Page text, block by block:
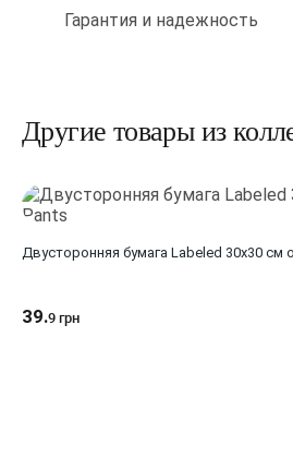
Гарантия и надежность
Другие товары из
Двусторонняя бумага Labeled 30х30 см
39.9 грн